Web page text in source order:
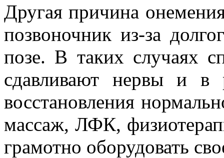
Другая причина
позвоночник из-за
позе. В таких случаях
сдавливают нервы и в
восстановления
массаж, ЛФК,
грамотно оборудовать